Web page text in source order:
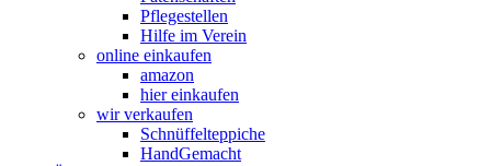
Pflegestellen
Hilfe im Verein
online einkaufen
amazon
hier einkaufen
wir verkaufen
Schnüffelteppiche
HandGemacht